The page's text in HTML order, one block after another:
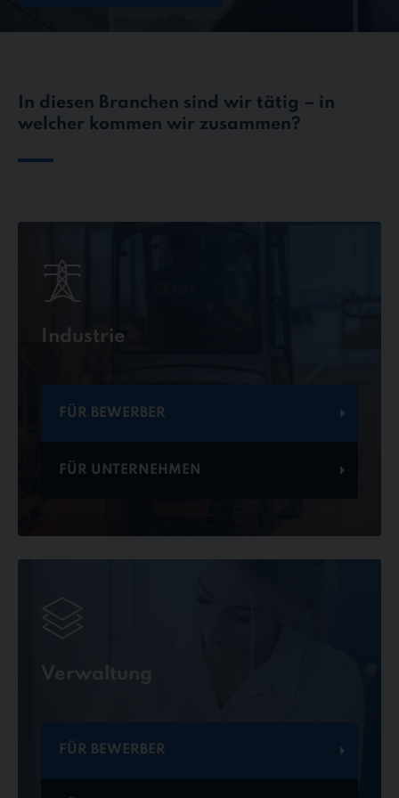
In diesen Branchen sind wir tätig – in
welcher kommen wir zusammen?
Industrie
FÜR BEWERBER
FÜR UNTERNEHMEN
Verwaltung
FÜR BEWERBER